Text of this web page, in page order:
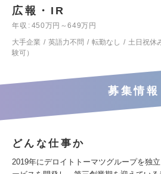
広報・IR
年収
450万円～649万円
大手企業
英語力不問 転勤なし 土日祝休
験可）
募集情報
どんな仕事か
2019年にデロイトトーマツグループを独